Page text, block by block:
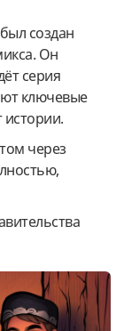
создан
Он
серия
ключевые
истории.
через